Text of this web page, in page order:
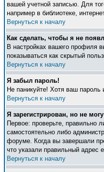
вашей учетной записью. Для
например в библиотеке,
Вернуться к началу
Как сделать, чтобы я не
В настройках вашего профиля
показываться как скрытый
Вернуться к началу
Я забыл пароль!
Не паникуйте! Хотя ваш
Вернуться к началу
Я зарегистрирован, но не
Первое: проверьте, правильно
самостоятельно либо
форуме. Когда вы завершали
что указали правильный
Вернуться к началу